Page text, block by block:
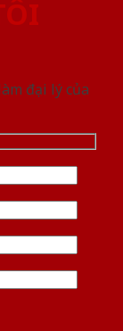
đại lý của